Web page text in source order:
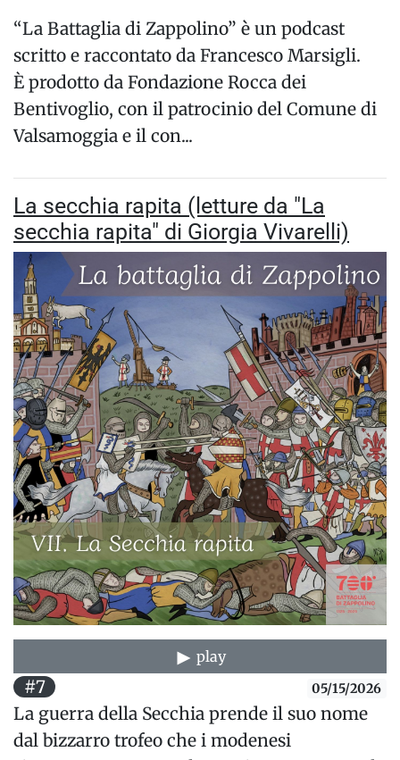
“La Battaglia di Zappolino” è un podcast
scritto e raccontato da Francesco Marsigli.
È prodotto da Fondazione Rocca dei
Bentivoglio, con il patrocinio del Comune di
Valsamoggia e il con...
La secchia rapita (letture da "La
secchia rapita" di Giorgia Vivarelli)
play
#7 05/15/2026
La guerra della Secchia prende il suo nome
dal bizzarro trofeo che i modenesi